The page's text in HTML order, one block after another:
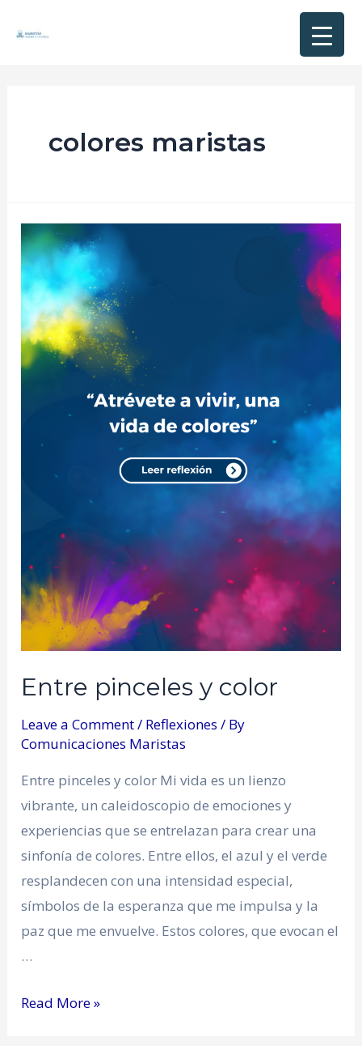
colores maristas
Entre pinceles y color
Leave a Comment/ Reflexiones / By
Comunicaciones Maristas
Entre pinceles y color Mi vida es un lienzo
vibrante, un caleidoscopio de emociones y
experiencias que se entrelazan para crear una
sinfonía de colores. Entre ellos, el azul y el verde
resplandecen con una intensidad especial,
símbolos de la esperanza que me impulsa y la
paz que me envuelve. Estos colores, que evocan el
…
Read More »